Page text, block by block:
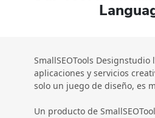
SmallSEOTools
aplicaciones y servicios
solo un juego de diseño, es
Un producto de